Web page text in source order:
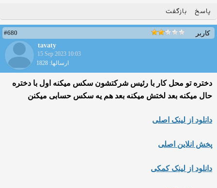
پاسخ بازگفت
کاربر
#680
tavaty
15 Sep 2023 10:03
ارسالها: 1828
دختره تو محل کار با رئیس شرکتشون سکس میکنه اول با دختره
حال میکنه بعد لختش میکنه بعد هم یه سکس حسابی میکنن
دانلود از لینک اصلی
پخش انلاین اصلی
دانلود از لینک کمکی